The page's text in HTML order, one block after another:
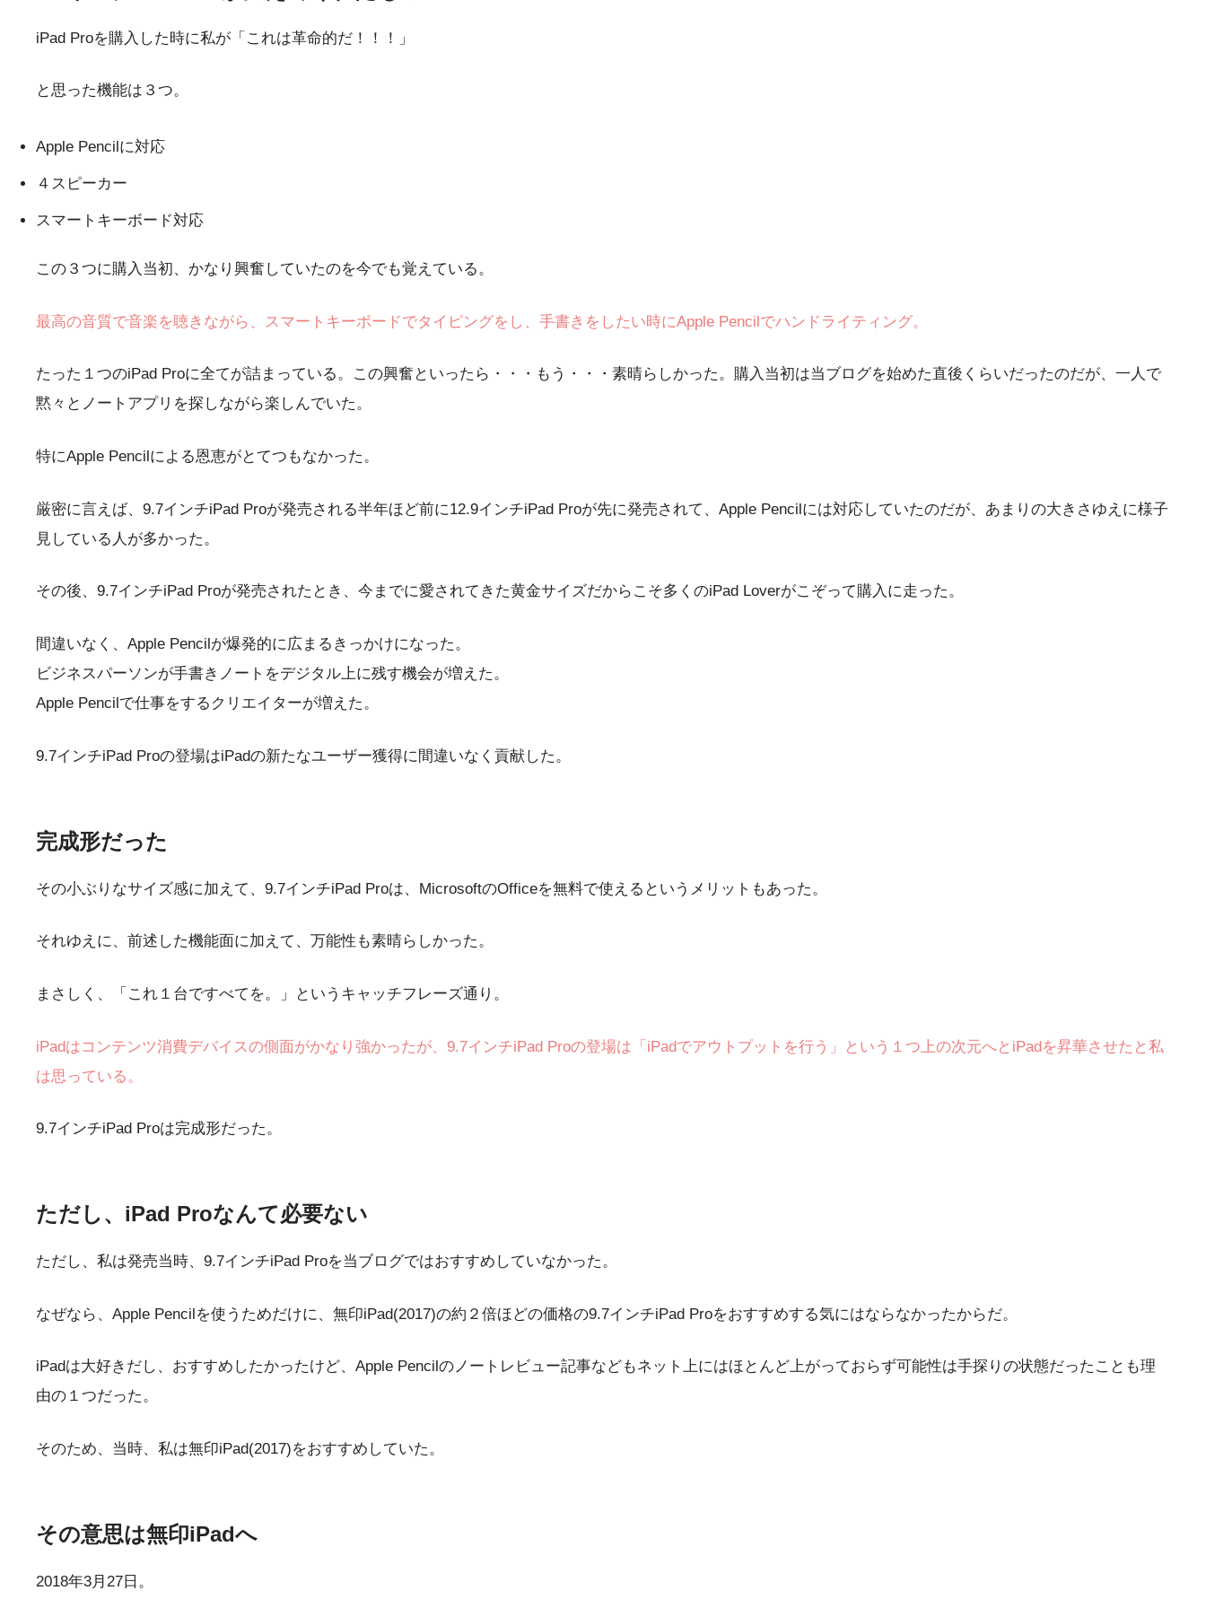
iPad Proを購入した時に私が「これは革命的だ！！！」
と思った機能は３つ。
Apple Pencilに対応
４スピーカー
スマートキーボード対応
この３つに購入当初、かなり興奮していたのを今でも覚えている。
最高の音質で音楽を聴きながら、スマートキーボードでタイピングをし、手書きをしたい時にApple Pencilでハンドライティング。
たった１つのiPad Proに全てが詰まっている。この興奮といったら・・・もう・・・素晴らしかった。購入当初は当ブログを始めた直後くらいだったのだが、一人で
黙々とノートアプリを探しながら楽しんでいた。
特にApple Pencilによる恩恵がとてつもなかった。
厳密に言えば、9.7インチiPad Proが発売される半年ほど前に12.9インチiPad Proが先に発売されて、Apple Pencilには対応していたのだが、あまりの大きさゆえに様子
見している人が多かった。
その後、9.7インチiPad Proが発売されたとき、今までに愛されてきた黄金サイズだからこそ多くのiPad Loverがこぞって購入に走った。
間違いなく、Apple Pencilが爆発的に広まるきっかけになった。
ビジネスパーソンが手書きノートをデジタル上に残す機会が増えた。
Apple Pencilで仕事をするクリエイターが増えた。
9.7インチiPad Proの登場はiPadの新たなユーザー獲得に間違いなく貢献した。
完成形だった
その小ぶりなサイズ感に加えて、9.7インチiPad Proは、MicrosoftのOfficeを無料で使えるというメリットもあった。
それゆえに、前述した機能面に加えて、万能性も素晴らしかった。
まさしく、「これ１台ですべてを。」というキャッチフレーズ通り。
iPadはコンテンツ消費デバイスの側面がかなり強かったが、9.7インチiPad Proの登場は「iPadでアウトプットを行う」という１つ上の次元へとiPadを昇華させたと私
は思っている。
9.7インチiPad Proは完成形だった。
ただし、iPad Proなんて必要ない
ただし、私は発売当時、9.7インチiPad Proを当ブログではおすすめしていなかった。
なぜなら、Apple Pencilを使うためだけに、無印iPad(2017)の約２倍ほどの価格の9.7インチiPad Proをおすすめする気にはならなかったからだ。
iPadは大好きだし、おすすめしたかったけど、Apple Pencilのノートレビュー記事などもネット上にはほとんど上がっておらず可能性は手探りの状態だったことも理
由の１つだった。
そのため、当時、私は無印iPad(2017)をおすすめしていた。
その意思は無印iPadへ
2018年3月27日。